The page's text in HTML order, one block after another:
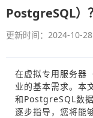
PostgreSQL）？
更新时间：2024-10-
在虚拟专用服务器
业的基本需求。本
和PostgreSQL数
逐步指导，您将能